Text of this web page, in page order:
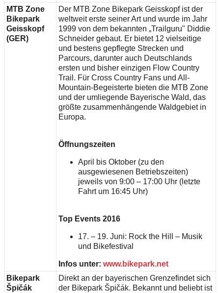
MTB Zone
Bikepark
Geisskopf
(GER)
Der MTB Zone Bikepark Geisskopf ist der
weltweit erste seiner Art und wurde im Jahr
1999 von dem bekannten „Trailguru" Diddie
Schneider gebaut. Er bietet 12 vielseitige
und bestens gepflegte Strecken und
Parcours, darunter auch Deutschlands
ersten und bisher einzigen Flow Country
Trail. Für Cross Country Fans und All-
Mountain-Begeisterte bieten die MTB Zone
und der umliegende Bayerische Wald, das
größte zusammenhängende Waldgebiet in
Europa.
Öffnungszeiten
April bis Oktober (zu den
ausgewiesenen Betriebszeiten)
jeweils von 9:00 – 17:00 Uhr (letzte
Fahrt um 16:45 Uhr)
Top Events 2016
17. – 19. Juni: Rock the Hill – Musik
und Bikefestival
Infos unter: www.bikepark.net
Bikepark
Špičák
Direkt an der bayerischen Grenzefindet sich
der Bikepark Špičák. Bekannt und beliebt ist